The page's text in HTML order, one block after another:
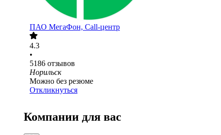
ПАО МегаФон, Call-центр
4.3
•
5186 отзывов
Норильск
Можно без резюме
Откликнуться
Компании для вас